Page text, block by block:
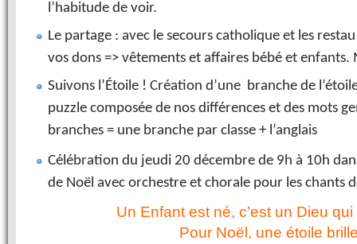
l’habitude de voir.
Le partage : avec le secours catholique et les
vos dons => vêtements et affaires bébé et
Suivons l’Étoile ! Création d’une branche de
puzzle composée de nos différences et des mots
branches = une branche par classe + l’anglais
Célébration du jeudi 20 décembre de 9h à 10h
de Noël avec orchestre et chorale pour les chants
Un Enfant est né, c’est un Dieu
Pour Noël, une étoile